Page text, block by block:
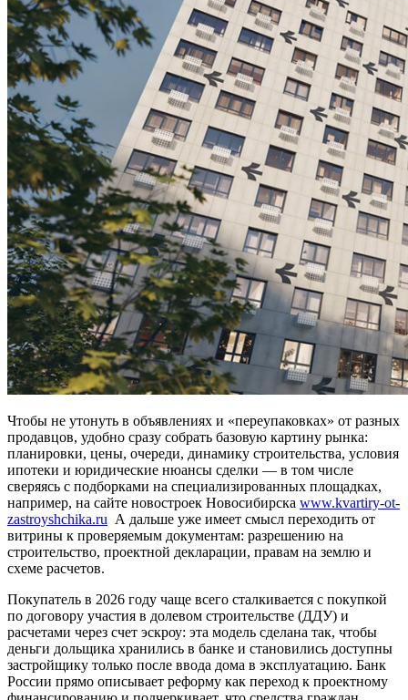
Чтобы не утонуть в объявлениях и «переупаковках» от разных
продавцов, удобно сразу собрать базовую картину рынка:
планировки, цены, очереди, динамику строительства, условия
ипотеки и юридические нюансы сделки — в том числе
сверяясь с подборками на специализированных площадках,
например, на сайте новостроек Новосибирска www.kvartiry-ot-
zastroyshchika.ru А дальше уже имеет смысл переходить от
витрины к проверяемым документам: разрешению на
строительство, проектной декларации, правам на землю и
схеме расчетов.
Покупатель в 2026 году чаще всего сталкивается с покупкой
по договору участия в долевом строительстве (ДДУ) и
расчетами через счет эскроу: эта модель сделана так, чтобы
деньги дольщика хранились в банке и становились доступны
застройщику только после ввода дома в эксплуатацию. Банк
России прямо описывает реформу как переход к проектному